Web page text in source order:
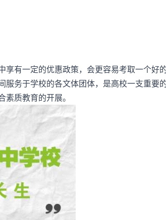
有一定的优惠政策，会更容易考取一个好
务于学校的各文体团体，是高校一支重要
质教育的开展。